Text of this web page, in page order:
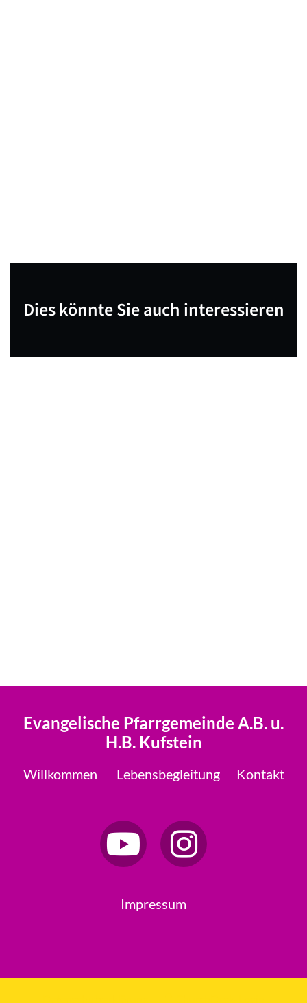
Dies könnte Sie auch interessieren
Evangelische Pfarrgemeinde A.B. u.
H.B. Kufstein
Willkommen Lebensbegleitung Kontakt
Impressum